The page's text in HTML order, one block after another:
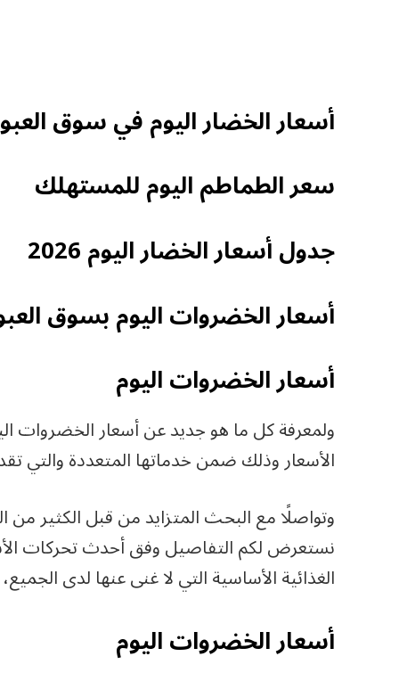
أسعار الخضار اليوم في سوق
سعر الطماطم اليوم للمستهلك
جدول أسعار الخضار اليوم 2026
أسعار الخضروات اليوم بسوق
أسعار الخضروات اليوم
ولمعرفة كل ما هو جديد عن أسعار الخضروات
الأسعار وذلك ضمن خدماتها المتعددة والتي
وتواصلًا مع البحث المتزايد من قبل الكثير
نستعرض لكم التفاصيل وفق أحدث تحركات
الغذائية الأساسية التي لا غنى عنها لدى
أسعار الخضروات اليوم